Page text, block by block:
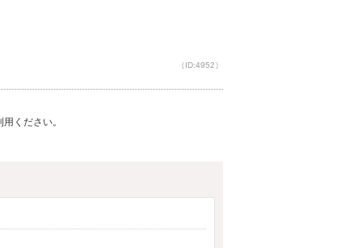
（ID:4952）
ください。